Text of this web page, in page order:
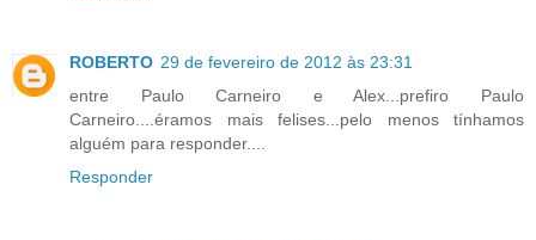
ROBERTO 29 de fevereiro de 2012 às 23:31
entre Paulo Carneiro e Alex...prefiro Paulo
Carneiro....éramos mais felises...pelo menos tínhamos
alguém para responder....
Responder